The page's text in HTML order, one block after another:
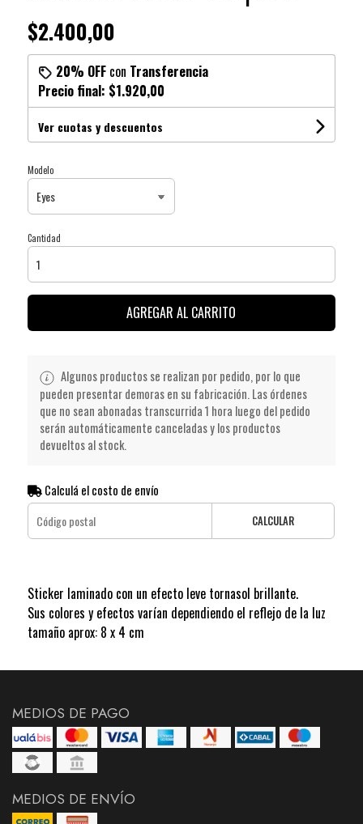
$2.400,00
20% OFFcon Transferencia
Precio final: $1.920,00
Ver cuotas y descuentos
Modelo
Cantidad
AGREGAR AL CARRITO
Algunos productos se realizan por pedido, por lo que
pueden presentar demoras en su fabricación. Las órdenes
que no sean abonadas transcurrida 1 hora luego del pedido
serán automáticamente canceladas y los productos
devueltos al stock.
Calculá el costo de envío
CALCULAR
Sticker laminado con un efecto leve tornasol brillante.
Sus colores y efectos varían dependiendo el reflejo de la luz
tamaño aprox: 8 x 4 cm
MEDIOS DE PAGO
MEDIOS DE ENVÍO